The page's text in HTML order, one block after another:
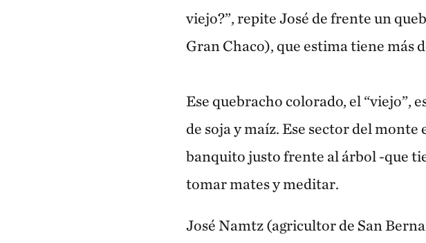
viejo?”, repite José de frente un
Gran Chaco), que estima tiene más
Ese quebracho colorado, el “viejo”,
de soja y maíz. Ese sector del monte
banquito justo frente al árbol -que
tomar mates y meditar.
José Namtz (agricultor de San